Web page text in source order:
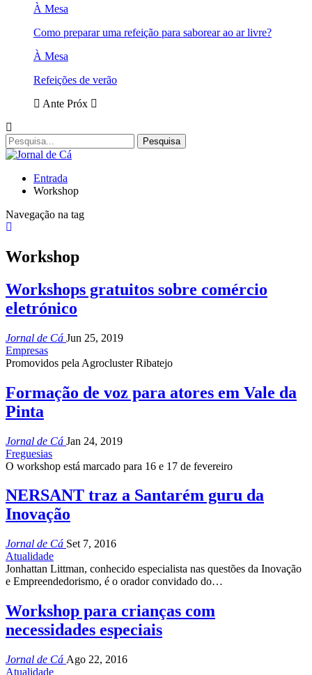
À Mesa
Como preparar uma refeição para saborear ao ar livre?
À Mesa
Refeições de verão
Ante Próx
Entrada
Workshop
Navegação na tag
Workshop
Workshops gratuitos sobre comércio
eletrónico
Jornal de Cá Jun 25, 2019
Empresas
Promovidos pela Agrocluster Ribatejo
Formação de voz para atores em Vale da
Pinta
Jornal de Cá Jan 24, 2019
Freguesias
O workshop está marcado para 16 e 17 de fevereiro
NERSANT traz a Santarém guru da
Inovação
Jornal de Cá Set 7, 2016
Atualidade
Jonhattan Littman, conhecido especialista nas questões da Inovação
e Empreendedorismo, é o orador convidado do…
Workshop para crianças com
necessidades especiais
Jornal de Cá Ago 22, 2016
Atualidade